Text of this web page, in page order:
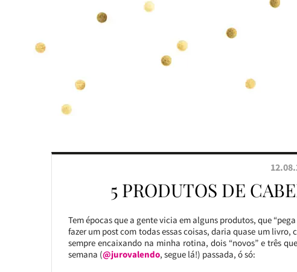
5 PRODUTOS DE
Tem épocas que a gente vicia em alguns produtos, que
fazer um post com todas essas coisas, daria quase um livro,
sempre encaixando na minha rotina, dois “novos” e três
semana (@jurovalendo, segue lá!) passada, ó só: